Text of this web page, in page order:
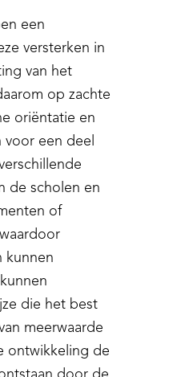
een
versterken in
van het
op zachte
oriëntatie en
een deel
de scholen en
of
kunnen
die het best
meerwaarde
ontwikkeling de